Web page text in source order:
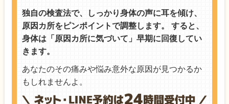
独自の検査法で、しっかり身体の声に耳を傾け、
原因カ所をピンポイントで調整します。 すると、
身体は「原因カ所に気づいて」早期に回復してい
きます。
あなたのその痛みや悩み意外な原因が見つかるか
もしれませんよ。